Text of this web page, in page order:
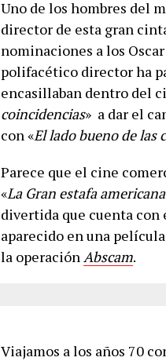
Uno de los hombres del
director de esta gran
nominaciones a los
polifacético director ha
encasillaban dentro del
coincidencias» a dar el
con «El lado bueno de las
Parece que el cine
«La Gran estafa americana
divertida que cuenta con
aparecido en una
la operaciónAbscam.
Viajamos a los años 70